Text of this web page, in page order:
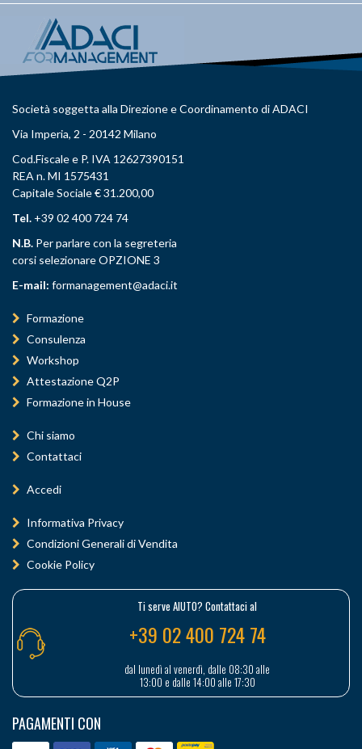
Società soggetta alla Direzione e Coordinamento di ADACI
Via Imperia, 2 - 20142 Milano
Cod.Fiscale e P. IVA 12627390151
REA n. MI 1575431
Capitale Sociale € 31.200,00
Tel. +39 02 400 724 74
N.B. Per parlare con la segreteria
corsi selezionare OPZIONE 3
E-mail: formanagement@adaci.it
Formazione
Consulenza
Workshop
Attestazione Q2P
Formazione in House
Chi siamo
Contattaci
Accedi
Informativa Privacy
Condizioni Generali di Vendita
Cookie Policy
Ti serve AIUTO? Contattaci al
+39 02 400 724 74
dal lunedì al venerdì, dalle 08:30 alle
13:00 e dalle 14:00 alle 17:30
PAGAMENTI CON